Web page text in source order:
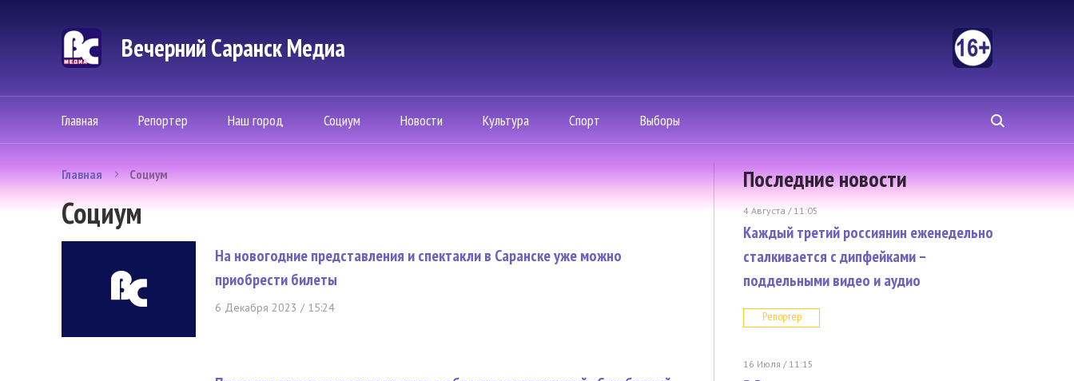
Вечерний Саранск Mедиа
Главная Репортер Наш город Социум Новости Культура Спорт Выборы
Главная Социум
Социум
На новогодние представления и спектакли в Саранске уже можно
приобрести билеты
6 Декабря 2023 / 15:24
Последние новости
4 Августа / 11:05
Каждый третий россиянин еженедельно
сталкивается с дипфейками –
поддельными видео и аудио
Репортер
16 Июля / 11:15